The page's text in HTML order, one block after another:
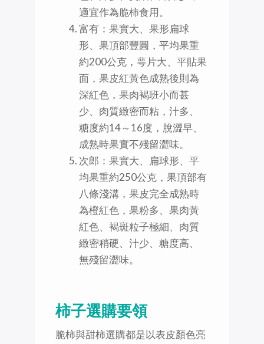
適宜作為脆柿食用。
富有：果實大、果形扁球
形、果頂部豐圓，平均果重
約200公克，萼片大、平貼果
面，果皮紅黃色成熟後則為
深紅色，果肉褐班小而甚
少、肉質緻密而粘，汁多、
糖度約14～16度，脫澀早、
成熟時果實不殘留澀味。
次郎：果實大、扁球形、平
均果重約250公克，果頂部有
八條淺溝，果皮完全成熟時
為橙紅色，果粉多、果肉黃
紅色、褐斑粒子極細、肉質
緻密稍硬、汁少、糖度高、
無殘留澀味。
柿子選購要領
脆柿與甜柿選購都是以表皮顏色亮